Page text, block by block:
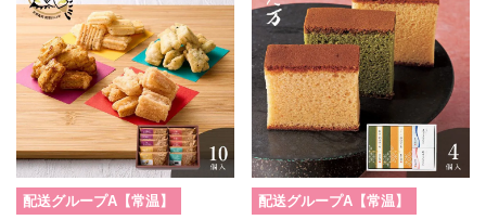
配送グループA【常温】
配送グループA【常温】